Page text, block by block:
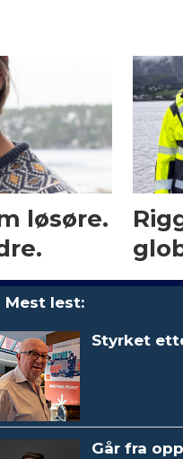
løsøre.
Mest lest:
Styrket
Går fra